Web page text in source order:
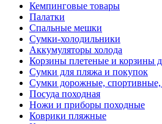
Кемпинговые товары
Палатки
Спальные мешки
Сумки-холодильники
Аккумуляторы холода
Корзины плетеные и корзины
Сумки для пляжа и покупок
Сумки дорожные, спортивные,
Посуда походная
Ножи и приборы походные
Коврики пляжные